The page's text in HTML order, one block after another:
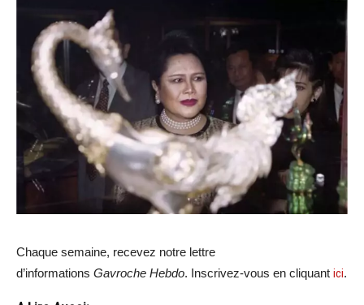
Chaque semaine, recevez notre lettre
d’informations Gavroche Hebdo. Inscrivez-vous en cliquant ici.